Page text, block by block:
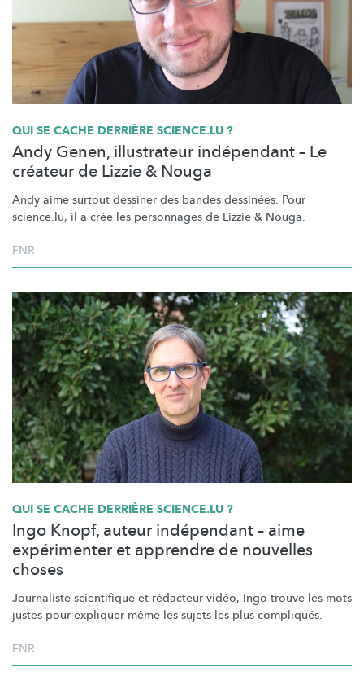
QUI SE CACHE DERRIÈRE SCIENCE.LU ?
Andy Genen, illustrateur indépendant – Le
créateur de Lizzie & Nouga
Andy aime surtout dessiner des bandes dessinées. Pour
science.lu, il a créé les personnages de Lizzie & Nouga.
FNR
QUI SE CACHE DERRIÈRE SCIENCE.LU ?
Ingo Knopf, auteur indépendant – aime
expérimenter et apprendre de nouvelles
choses
Journaliste scientifique et rédacteur vidéo, Ingo trouve les mots
justes pour expliquer même les sujets les plus compliqués.
FNR